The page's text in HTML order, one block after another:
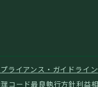
ライアンス・ガイドライン
コード最良執行方針利益